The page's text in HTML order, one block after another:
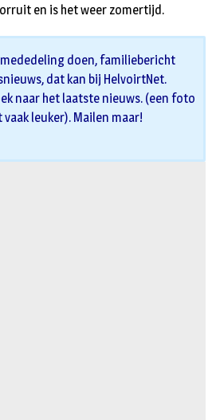
en is het weer zomertijd.
doen, familiebericht
dat kan bij HelvoirtNet.
naar het laatste nieuws. (een foto
leuker). Mailen maar!